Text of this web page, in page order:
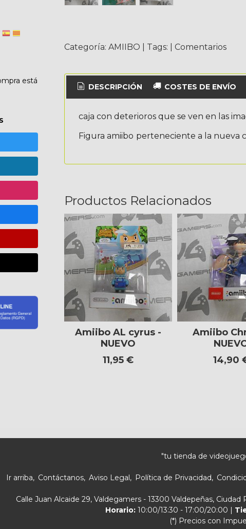
está
Categoría: AMIIBO Tags: Comentarios
DESCRIPCIÓN COSTES DE ENVÍO
caja con deterioros que se ven en las
Figura amiibo perteneciente a la nueva
Productos Relacionados
Amiibo AL cyrus -
NUEVO
11,95 €
Amiibo
14,90
"tu tienda de
Ir arriba Contáctanos Aviso Legal Política de Privacidad
Calle Juan Alcaide 29, Valdegamers - 13300 Valdepeñas,
Horario:10:00/13:30 - 17:00/20:00 |
(*) Precios con